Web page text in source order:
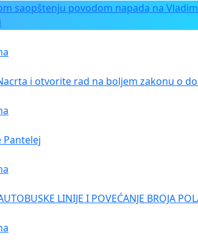
saopštenju povodom napada na
i otvorite rad na boljem zakonu o
Pantelej
LINIJE I POVEĆANJE BROJA